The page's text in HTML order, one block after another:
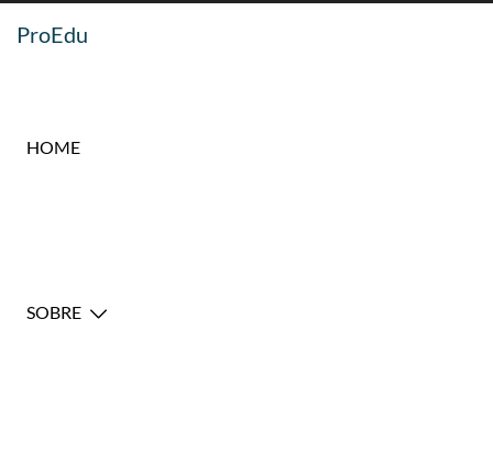
ProEdu
HOME
SOBRE